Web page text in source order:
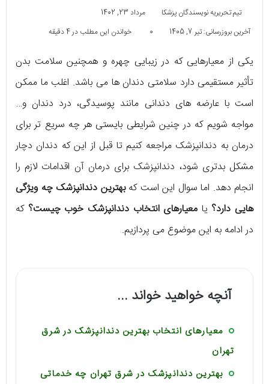
تیم تحریریه نویسندگان پزشکا
مرداد 23, 1402
آخرین بروزرسانی: تیر 7, 1405
0 خواندن این مطلب در 4 دقیقه
یکی از معیارهایی که در زیبایی چهره و همچنین سلامت بدن
تأثیر مستقیمی دارد سلامتی دندان ها می باشد. اغلب ما ممکن
است با عارضه های دندانی مانند پوسیدگی، درد دندان و…
مواجه شویم که در چنین شرایطی بایستی هر چه سریع تر برای
درمان به دندانپزشک مراجعه کنیم تا قبل از این که دندان دچار
مشکل بدتری شود، دندانپزشک برای درمان آن اقدامات لازم را
انجام دهد. اما سوال این است کهبهترین دندانپزشک چه ویژگی
هایی دارد؟ یا معیارهای انتخاب دندانپزشک خوب چیست؟ که
در ادامه به این موضوع می پردازیم.
آنچه خواهید خواند ...
معیارهای انتخاب بهترین دندانپزشک در شرق
تهران
بهترین دندانپزشک در شرق تهران چه خدماتی